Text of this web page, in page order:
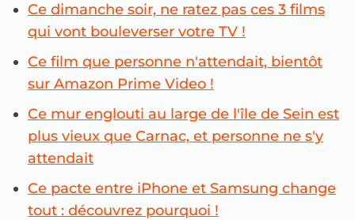
Ce dimanche soir, ne ratez pas ces 3 films
qui vont bouleverser votre TV !
Ce film que personne n'attendait, bientôt
sur Amazon Prime Video !
Ce mur englouti au large de l'île de Sein est
plus vieux que Carnac, et personne ne s'y
attendait
Ce pacte entre iPhone et Samsung change
tout : découvrez pourquoi !